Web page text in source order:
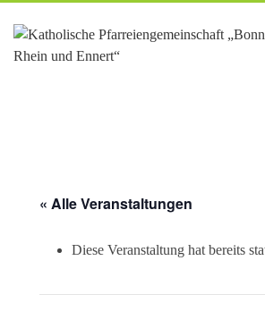
springen
« Alle Veranstaltungen
Diese Veranstaltung hat bereits